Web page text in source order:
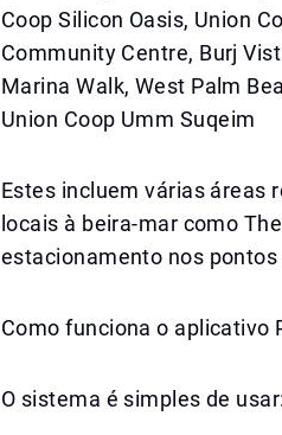
Coop Silicon Oasis, Union
Community Centre, Burj
Marina Walk, West Palm
Union Coop Umm Suqeim
Estes incluem várias áreas
locais à beira-mar como
estacionamento nos
Como funciona o aplicativo
O sistema é simples de usar: